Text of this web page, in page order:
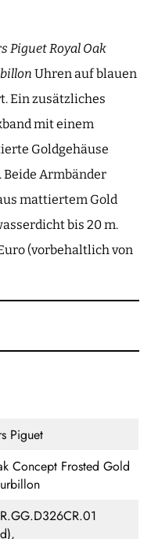
Piguet Royal Oak
Uhren auf blauen
Ein zusätzliches
mit einem
Goldgehäuse
Armbänder
mattiertem Gold
bis 20 m.
(vorbehaltlich von
Piguet
Concept Frosted Gold